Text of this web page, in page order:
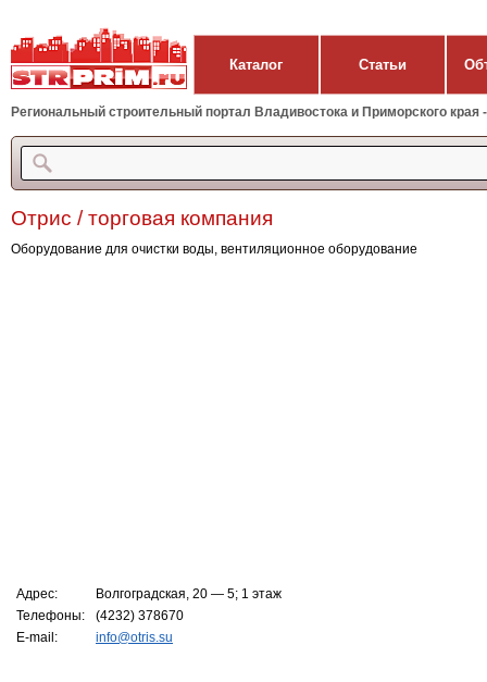
Каталог Статьи
Региональный строительный портал Владивостока и Приморского края
Отрис / торговая компания
Оборудование для очистки воды, вентиляционное оборудование
Адрес:
Волгоградская, 20 — 5; 1 этаж
Телефоны:
(4232) 378670
E-mail:
info@otris.su